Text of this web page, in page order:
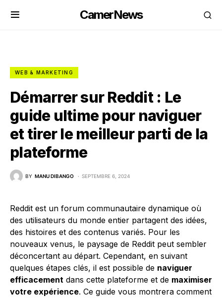
CamerNews
WEB & MARKETING
Démarrer sur Reddit : Le
guide ultime pour naviguer
et tirer le meilleur parti de la
plateforme
BY MANU DIBANGO SEPTEMBRE 6, 2024
Reddit est un forum communautaire dynamique où
des utilisateurs du monde entier partagent des idées,
des histoires et des contenus variés. Pour les
nouveaux venus, le paysage de Reddit peut sembler
déconcertant au départ. Cependant, en suivant
quelques étapes clés, il est possible de naviguer
efficacement dans cette plateforme et de maximiser
votre expérience. Ce guide vous montrera comment